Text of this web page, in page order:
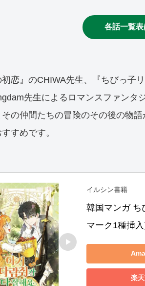
各話一覧表
初恋』のCHIWA先生、『ちびっ子
先生によるロマンスファンタ
その仲間たちの冒険のその後の物
すめです。
イルシン書籍
韓国マンガ ち
マーク1種挿
楽